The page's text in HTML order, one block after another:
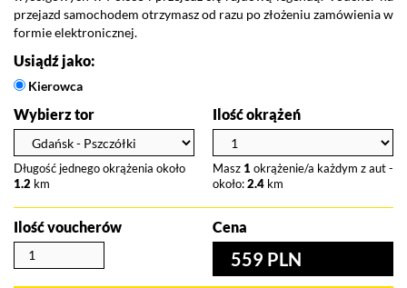
przejazd samochodem otrzymasz od razu po złożeniu zamówienia w
formie elektronicznej.
Usiądź jako:
Kierowca
Wybierz tor
Długość jednego okrążenia około
1.2 km
Ilość okrążeń
Masz 1 okrążenie/a każdym z aut -
około: 2.4 km
Ilość voucherów Cena
559 PLN